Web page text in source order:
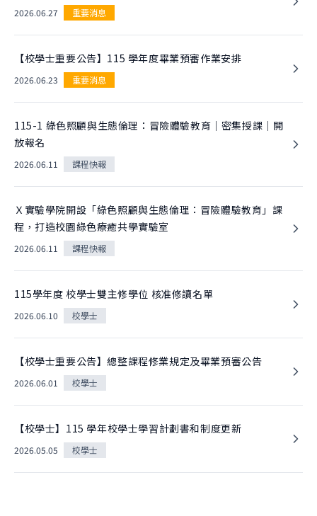
肯園 CANJUNE
旭立文教基金會
2026.06.27 重要消息
【校學士重要公告】115 學年度畢業預審作業安排
2026.06.23 重要消息
115-1 綠色照顧與生態倫理：冒險體驗教育｜密集授課｜開
放報名
2026.06.11 課程快報
Ｘ實驗學院開設「綠色照顧與生態倫理：冒險體驗教育」課
程，打造校園綠色療癒共學實驗室
2026.06.11 課程快報
115學年度 校學士雙主修學位 核准修讀名單
2026.06.10 校學士
【校學士重要公告】總整課程修業規定及畢業預審公告
2026.06.01 校學士
【校學士】115 學年校學士學習計劃書和制度更新
2026.05.05 校學士